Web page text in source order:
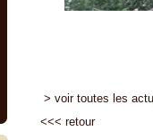
> voir toutes les
<<< retour